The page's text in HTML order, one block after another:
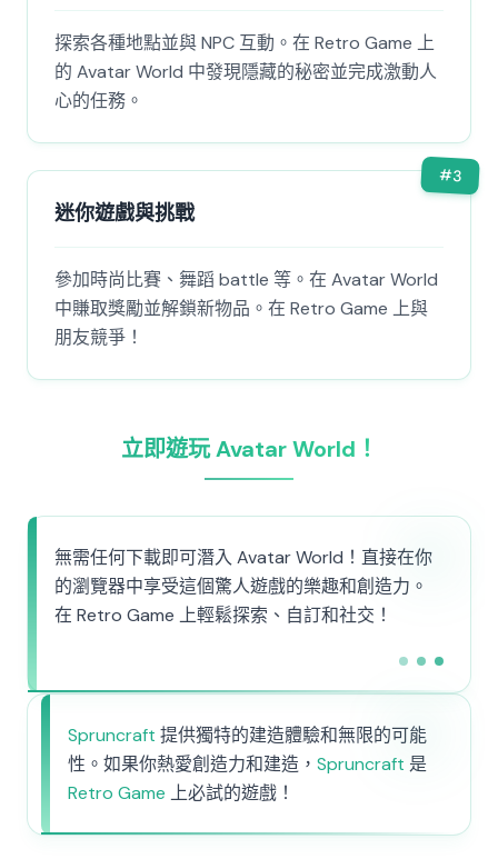
探索各種地點並與 NPC 互動。在 Retro Game 上
的 Avatar World 中發現隱藏的秘密並完成激動人
心的任務。
#3
迷你遊戲與挑戰
參加時尚比賽、舞蹈 battle 等。在 Avatar World
中賺取獎勵並解鎖新物品。在 Retro Game 上與
朋友競爭！
立即遊玩 Avatar World！
無需任何下載即可潛入 Avatar World！直接在你
的瀏覽器中享受這個驚人遊戲的樂趣和創造力。
在 Retro Game 上輕鬆探索、自訂和社交！
Spruncraft 提供獨特的建造體驗和無限的可能
性。如果你熱愛創造力和建造， Spruncraft 是
Retro Game 上必試的遊戲！